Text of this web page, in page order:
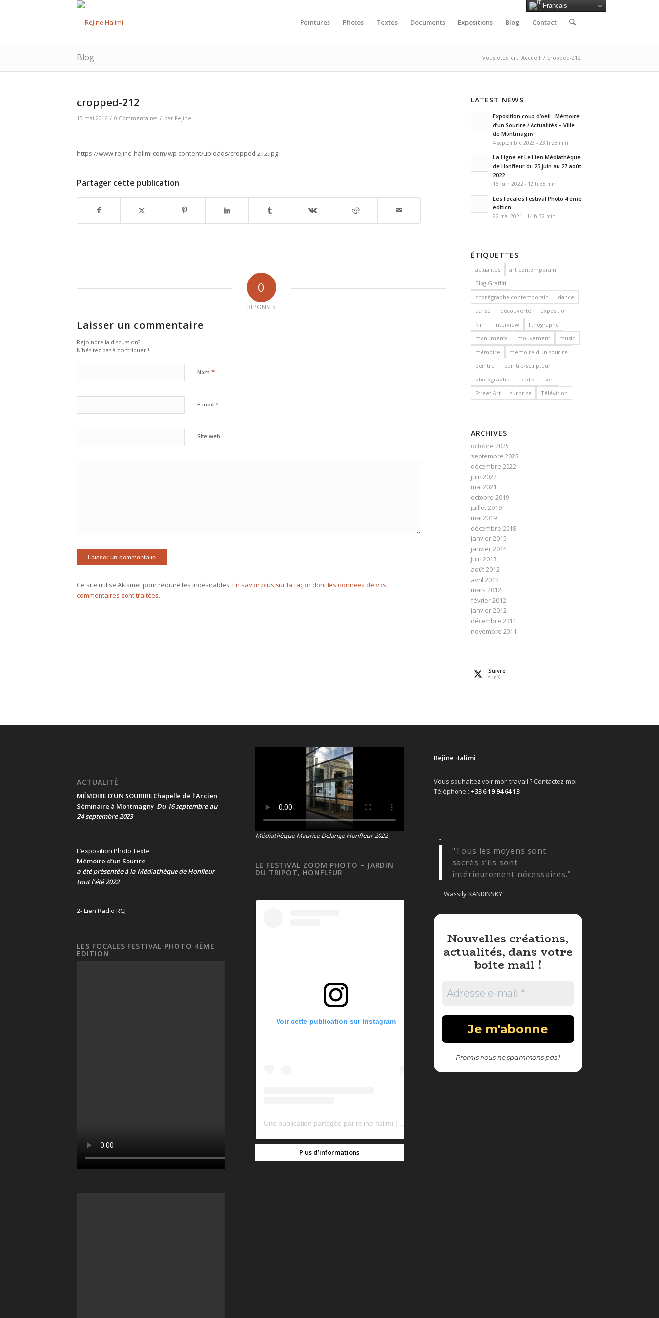
Peintures Photos Textes Documents Expositions Blog Contact
Blog Vous êtes ici : Accueil / cropped-212
cropped-212
15 mai 2016 / 0 Commentaires / par Rejine
https://www.rejine-halimi.com/wp-content/uploads/cropped-212.jpg
Partager cette publication
0
RÉPONSES
Laisser un commentaire
Rejoindre la discussion?
N’hésitez pas à contribuer !
Nom *
E-mail *
Site web
Ce site utilise Akismet pour réduire les indésirables. En savoir plus sur la façon dont les données de vos
commentaires sont traitées.
LATEST NEWS
Exposition coup d’oeil : Mémoire
d’un Sourire / Actualités – Ville
de Montmagny
4 septembre 2023 - 23 h 28 min
La Ligne et Le Lien Médiathèque
de Honfleur du 25 juin au 27 août
2022
16 juin 2022 - 12 h 35 min
Les Focales Festival Photo 4 ème
edition
22 mai 2021 - 14 h 32 min
ÉTIQUETTES
actualités
art contemporain
Blog Graffiti
chorégraphe contemporain
dance
danse
découverte
exposition
film
interview
lithographe
monumenta
mouvement
music
mémoire
mémoire d'un sourire
peintre
peintre-sculpteur
photographie
Radio
son
Street Art
surprise Télévision
ARCHIVES
octobre 2025
septembre 2023
décembre 2022
juin 2022
mai 2021
octobre 2019
juillet 2019
mai 2019
décembre 2018
janvier 2015
janvier 2014
juin 2013
août 2012
avril 2012
mars 2012
février 2012
janvier 2012
décembre 2011
novembre 2011
Suivre
sur X
ACTUALITÉ
MÉMOIRE D’UN SOURIRE Chapelle de l’Ancien
Séminaire à Montmagny Du 16 septembre au
24 septembre 2023
L’exposition Photo Texte
Mémoire d’un Sourire
a été présentéeà la Médiathèque de Honfleur
tout l’été 2022
2- Lien Radio RCJ
LES FOCALES FESTIVAL PHOTO 4ÈME
EDITION
Médiathèque Maurice Delange Honfleur 2022
LE FESTIVAL ZOOM PHOTO – JARDIN
DU TRIPOT, HONFLEUR
Voir cette publication sur Instagram
Plus d’informations
Rejine Halimi
Vous souhaitez voir mon travail ? Contactez-moi
Téléphone : +33 6 19 94 64 13
“
"Tous les moyens sont
sacrés s’ils sont
intérieurement nécessaires.”
Wassily KANDINSKY
Nouvelles créations,
actualités, dans votre
boite mail !
Promis nous ne spammons pas !
Français